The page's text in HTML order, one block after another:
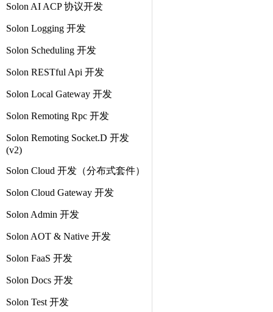
Solon AI ACP 协议开发
Solon Logging 开发
Solon Scheduling 开发
Solon RESTful Api 开发
Solon Local Gateway 开发
Solon Remoting Rpc 开发
Solon Remoting Socket.D 开发
(v2)
Solon Cloud 开发（分布式套件）
Solon Cloud Gateway 开发
Solon Admin 开发
Solon AOT & Native 开发
Solon FaaS 开发
Solon Docs 开发
Solon Test 开发